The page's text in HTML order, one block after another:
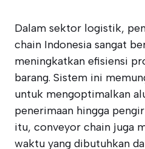
Dalam sektor logistik,
chain Indonesia sangat
meningkatkan efisiensi
barang. Sistem ini
untuk mengoptimalkan
penerimaan hingga
itu, conveyor chain juga
waktu yang dibutuhkan